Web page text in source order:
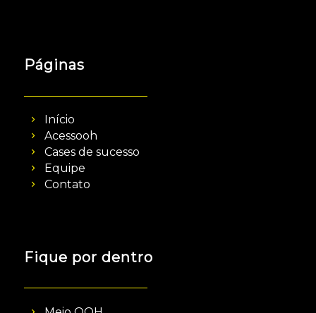
Páginas
Início
Acessooh
Cases de sucesso
Equipe
Contato
Fique por dentro